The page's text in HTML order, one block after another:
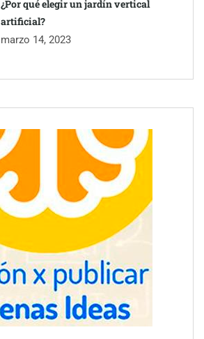
¿Por qué elegir un jardín vertical
artificial?
marzo 14, 2023